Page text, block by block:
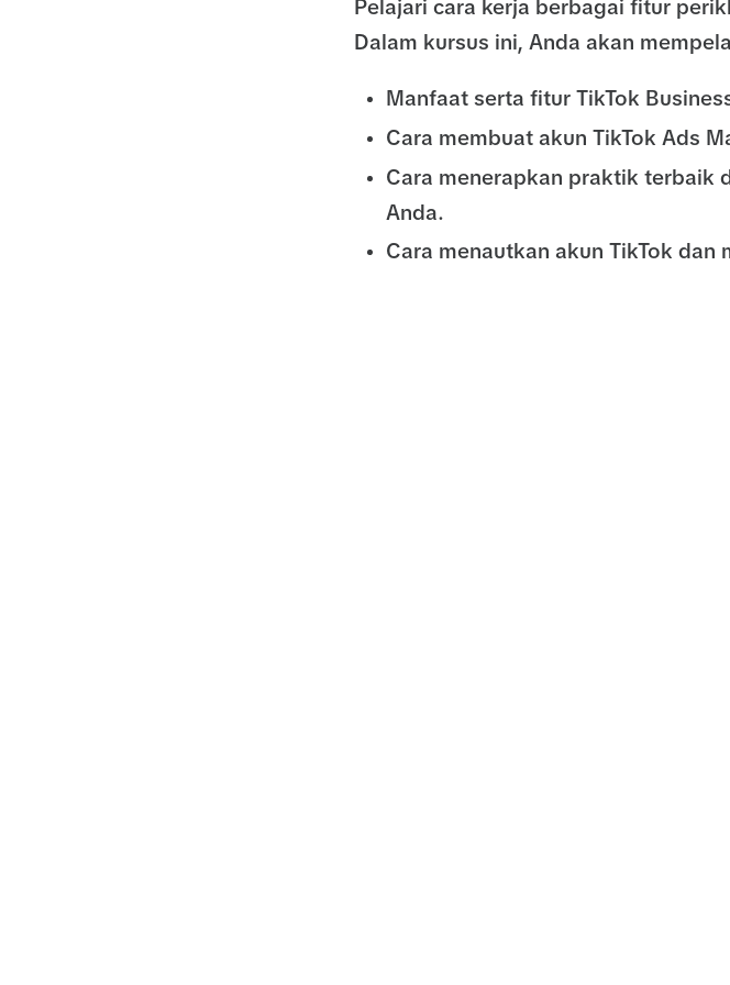
Pelajari cara kerja berbagai fitur
Dalam kursus ini, Anda akan
Manfaat serta fitur TikTok
Cara membuat akun TikTok Ads
Cara menerapkan praktik terbaik
Anda.
Cara menautkan akun TikTok dan